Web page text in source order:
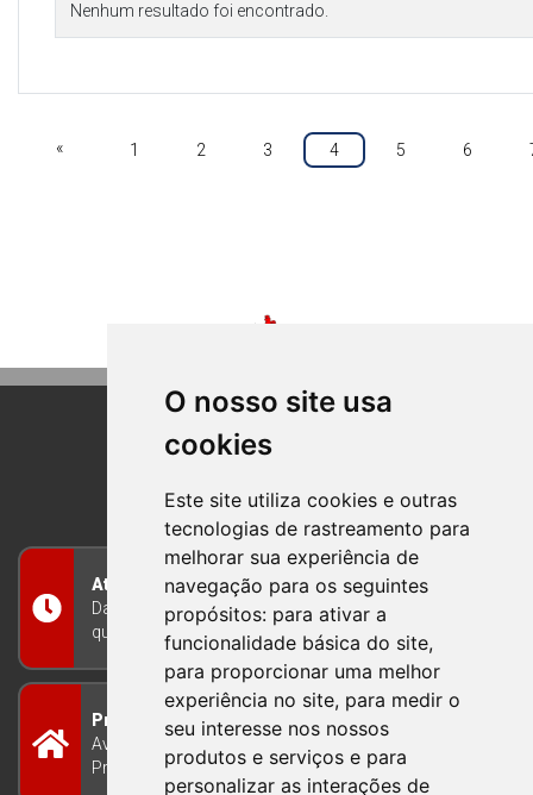
O nosso site usa
cookies
Este site utiliza cookies e outras
tecnologias de rastreamento para
melhorar sua experiência de
navegação para os seguintes
propósitos: para ativar a
funcionalidade básica do site,
para proporcionar uma melhor
experiência no site, para medir o
seu interesse nos nossos
produtos e serviços e para
personalizar as interações de
Nenhum resultado foi encontrado.
« 1 2 3 4 5 6
BOM PRINCIPIO
RIO GRANDE DO SUL
Atendimento
Das 8h às 12h e das 13h às 17h30, de segunda a
quinta-feira, e nas sextas-feiras das 7h às 13h
Prefeitura Municipal
Avenida Guilherme Winter 65 - Centro Bom
Princípio/RS - Brasil CEP 95765-000